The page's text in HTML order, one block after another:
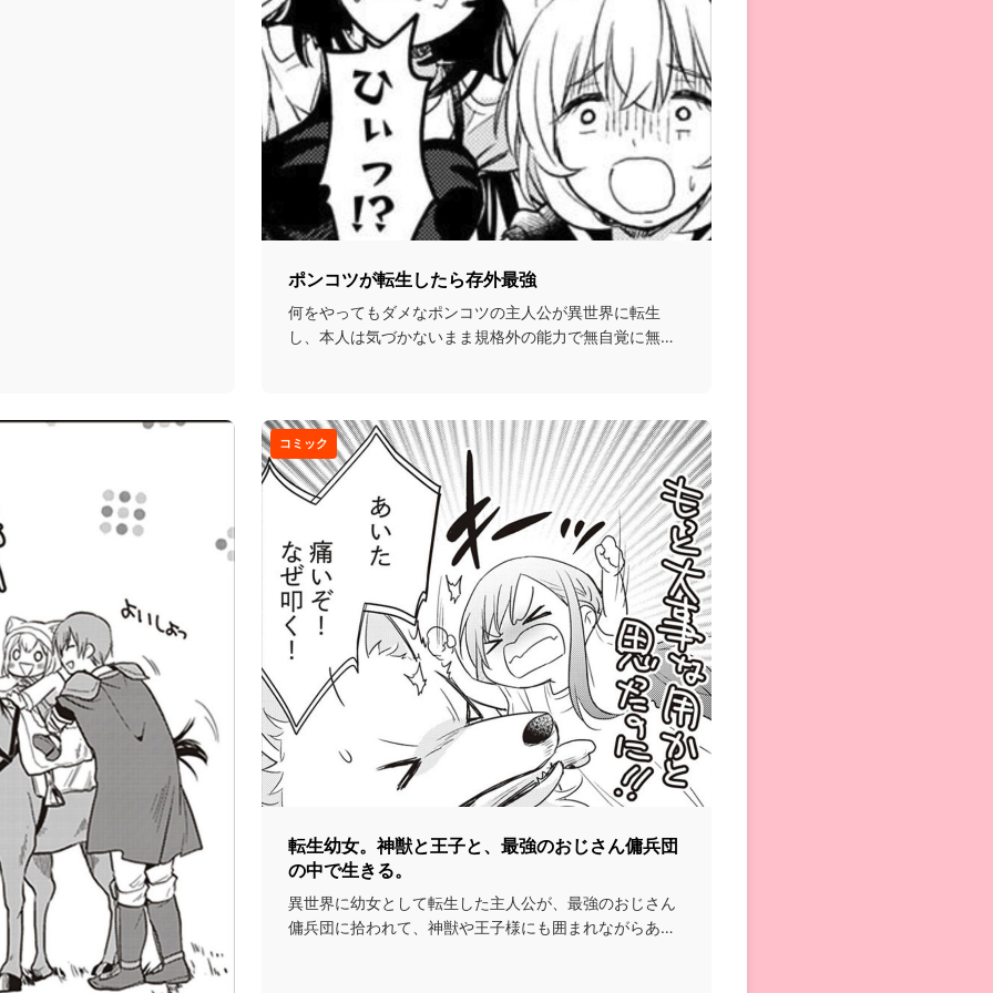
ポンコツが転生したら存外最強
何をやってもダメなポンコツの主人公が異世界に転生
し、本人は気づかないまま規格外の能力で無自覚に無双
コミック
転生幼女。神獣と王子と、最強のおじさん傭兵団
の中で生きる。
異世界に幼女として転生した主人公が、最強のおじさん
傭兵団に拾われて、神獣や王子様にも囲まれながらあれ